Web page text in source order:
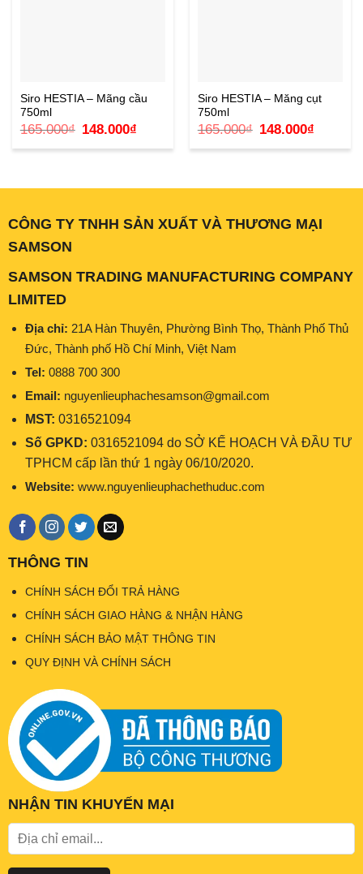
Siro HESTIA – Mãng cầu
750ml
165.000₫
Giá
gốc
là:
148.000₫Giá
tại
Siro HESTIA – Măng cụt
750ml
165.000₫
Giá
gốc
là:
148.000₫Giá
tại
CÔNG TY TNHH SẢN XUẤT VÀ THƯƠNG MẠI
SAMSON
SAMSON TRADING MANUFACTURING COMPANY
LIMITED
Địa chỉ: 21A Hàn Thuyên, Phường Bình Thọ, Thành Phố Thủ
Đức, Thành phố Hồ Chí Minh, Việt Nam
Tel: 0888 700 300
Email: nguyenlieuphachesamson@gmail.com
MST: 0316521094
Số GPKD: 0316521094 do SỞ KẾ HOẠCH VÀ ĐẦU TƯ
TPHCM cấp lần thứ 1 ngày 06/10/2020.
Website: www.nguyenlieuphachethuduc.com
THÔNG TIN
CHÍNH SÁCH ĐỔI TRẢ HÀNG
CHÍNH SÁCH GIAO HÀNG & NHẬN HÀNG
CHÍNH SÁCH BẢO MẬT THÔNG TIN
QUY ĐỊNH VÀ CHÍNH SÁCH
NHẬN TIN KHUYẾN MẠI